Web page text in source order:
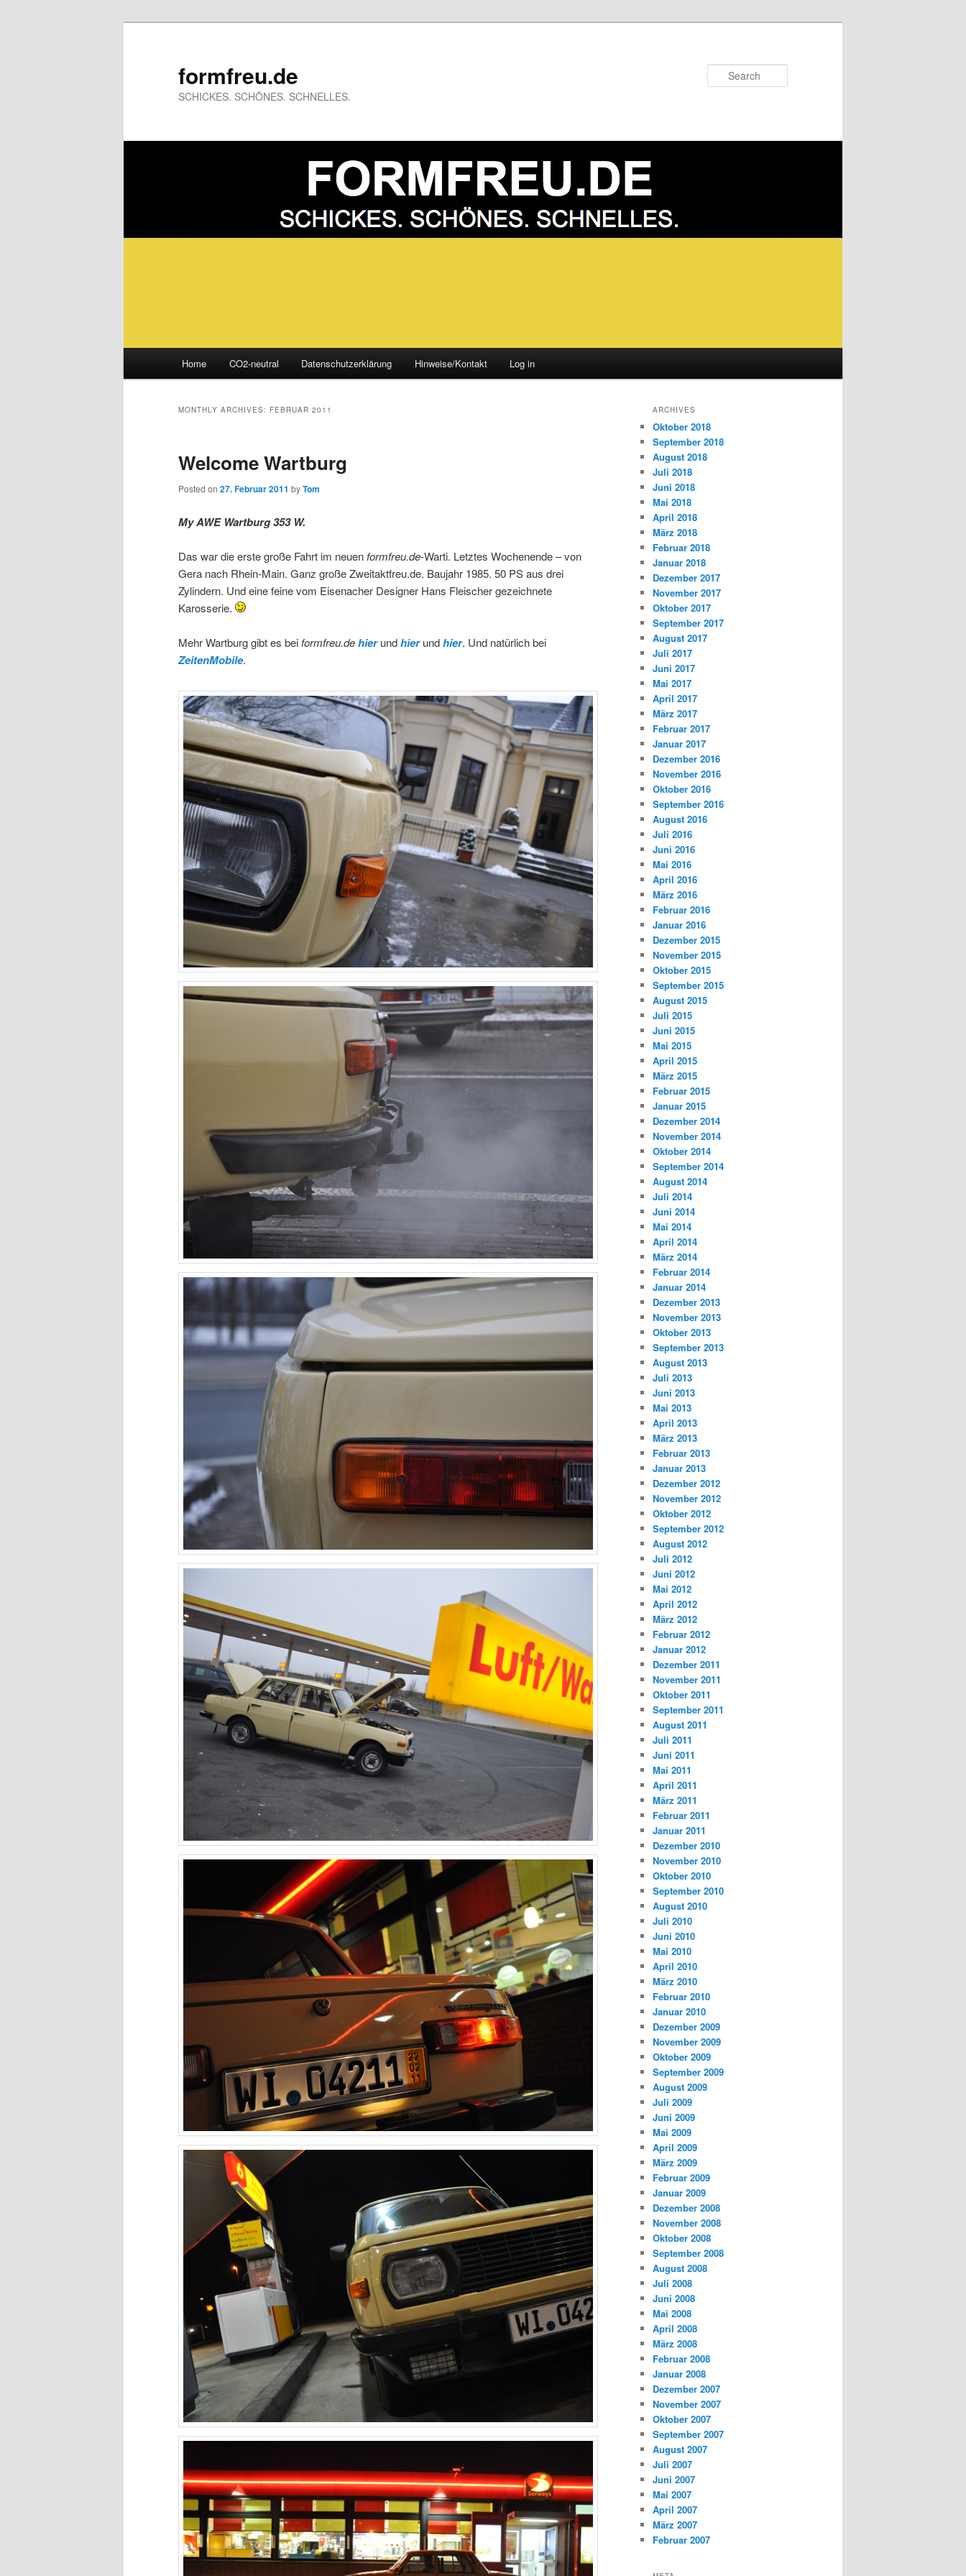
formfreu.de
SCHICKES. SCHÖNES. SCHNELLES.
Skip
content
Skip
content
Home CO2-neutral Datenschutzerklärung Hinweise/Kontakt Log in
MONTHLY ARCHIVES: FEBRUAR 2011
Welcome Wartburg
Posted on 27. Februar 2011 byTom
My AWE Wartburg 353 W.
Das war die erste große Fahrt im neuen formfreu.de-Warti. Letztes Wochenende – von
Gera nach Rhein-Main. Ganz große Zweitaktfreu.de. Baujahr 1985. 50 PS aus drei
Zylindern. Und eine feine vom Eisenacher Designer Hans Fleischer gezeichnete
Karosserie.
Mehr Wartburg gibt es beiformfreu.dehierundhierundhier. Und natürlich bei
ZeitenMobile.
ARCHIVES
Oktober 2018
September 2018
August 2018
Juli 2018
Juni 2018
Mai 2018
April 2018
März 2018
Februar 2018
Januar 2018
Dezember 2017
November 2017
Oktober 2017
September 2017
August 2017
Juli 2017
Juni 2017
Mai 2017
April 2017
März 2017
Februar 2017
Januar 2017
Dezember 2016
November 2016
Oktober 2016
September 2016
August 2016
Juli 2016
Juni 2016
Mai 2016
April 2016
März 2016
Februar 2016
Januar 2016
Dezember 2015
November 2015
Oktober 2015
September 2015
August 2015
Juli 2015
Juni 2015
Mai 2015
April 2015
März 2015
Februar 2015
Januar 2015
Dezember 2014
November 2014
Oktober 2014
September 2014
August 2014
Juli 2014
Juni 2014
Mai 2014
April 2014
März 2014
Februar 2014
Januar 2014
Dezember 2013
November 2013
Oktober 2013
September 2013
August 2013
Juli 2013
Juni 2013
Mai 2013
April 2013
März 2013
Februar 2013
Januar 2013
Dezember 2012
November 2012
Oktober 2012
September 2012
August 2012
Juli 2012
Juni 2012
Mai 2012
April 2012
März 2012
Februar 2012
Januar 2012
Dezember 2011
November 2011
Oktober 2011
September 2011
August 2011
Juli 2011
Juni 2011
Mai 2011
April 2011
März 2011
Februar 2011
Januar 2011
Dezember 2010
November 2010
Oktober 2010
September 2010
August 2010
Juli 2010
Juni 2010
Mai 2010
April 2010
März 2010
Februar 2010
Januar 2010
Dezember 2009
November 2009
Oktober 2009
September 2009
August 2009
Juli 2009
Juni 2009
Mai 2009
April 2009
März 2009
Februar 2009
Januar 2009
Dezember 2008
November 2008
Oktober 2008
September 2008
August 2008
Juli 2008
Juni 2008
Mai 2008
April 2008
März 2008
Februar 2008
Januar 2008
Dezember 2007
November 2007
Oktober 2007
September 2007
August 2007
Juli 2007
Juni 2007
Mai 2007
April 2007
März 2007
Februar 2007